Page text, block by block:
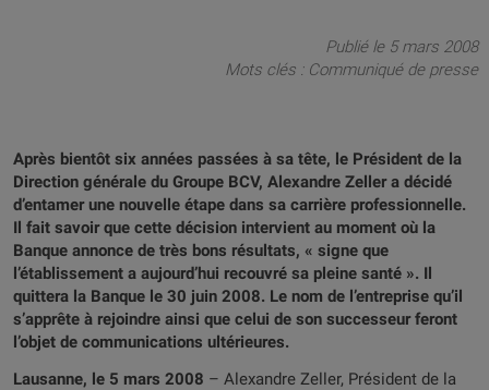
Publié le 5 mars 2008
Mots clés : Communiqué de presse
Après bientôt six années passées à sa tête, le Président de la
Direction générale du Groupe BCV, Alexandre Zeller a décidé
d’entamer une nouvelle étape dans sa carrière professionnelle.
Il fait savoir que cette décision intervient au moment où la
Banque annonce de très bons résultats, « signe que
l’établissement a aujourd’hui recouvré sa pleine santé ». Il
quittera la Banque le 30 juin 2008. Le nom de l’entreprise qu’il
s’apprête à rejoindre ainsi que celui de son successeur feront
l’objet de communications ultérieures.
Lausanne, le 5 mars 2008 – Alexandre Zeller, Président de la